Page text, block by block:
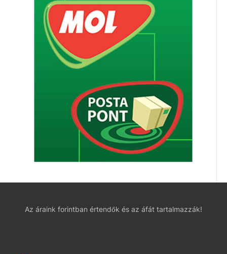
Az áraink forintban értendők és az áfát tartalmazzák!